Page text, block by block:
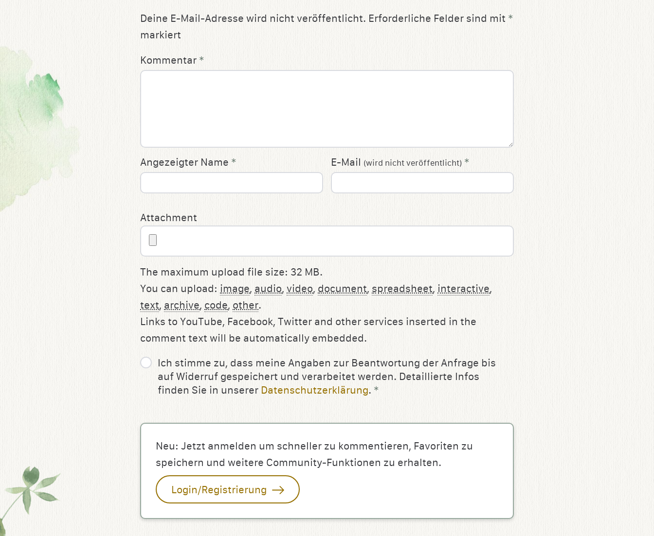
Deine E-Mail-Adresse wird nicht veröffentlicht. Erforderliche Felder sind mit *
markiert
Kommentar *
Angezeigter Name * E-Mail (wird nicht veröffentlicht) *
Ich stimme zu, dass meine Angaben zur Beantwortung der Anfrage bis
auf Widerruf gespeichert und verarbeitet werden. Detaillierte Infos
finden Sie in unserer Datenschutzerklärung. *
Attachment
The maximum upload file size: 32 MB.
You can upload: image, audio, video, document, spreadsheet, interactive,
text, archive, code, other.
Links to YouTube, Facebook, Twitter and other services inserted in the
comment text will be automatically embedded.
Neu: Jetzt anmelden um schneller zu kommentieren, Favoriten zu
speichern und weitere Community-Funktionen zu erhalten.
Login/Registrierung